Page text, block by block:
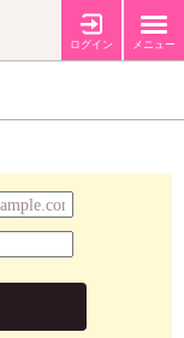
ログイン メニュー